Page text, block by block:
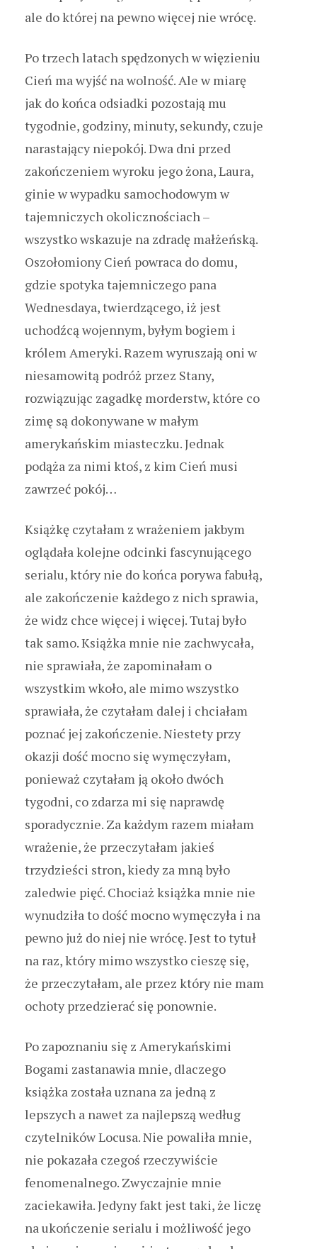
ale do której na pewno więcej nie wrócę.
Po trzech latach spędzonych w więzieniu
Cień ma wyjść na wolność. Ale w miarę
jak do końca odsiadki pozostają mu
tygodnie, godziny, minuty, sekundy, czuje
narastający niepokój. Dwa dni przed
zakończeniem wyroku jego żona, Laura,
ginie w wypadku samochodowym w
tajemniczych okolicznościach –
wszystko wskazuje na zdradę małżeńską.
Oszołomiony Cień powraca do domu,
gdzie spotyka tajemniczego pana
Wednesdaya, twierdzącego, iż jest
uchodźcą wojennym, byłym bogiem i
królem Ameryki. Razem wyruszają oni w
niesamowitą podróż przez Stany,
rozwiązując zagadkę morderstw, które co
zimę są dokonywane w małym
amerykańskim miasteczku. Jednak
podąża za nimi ktoś, z kim Cień musi
zawrzeć pokój…
Książkę czytałam z wrażeniem jakbym
oglądała kolejne odcinki fascynującego
serialu, który nie do końca porywa fabułą,
ale zakończenie każdego z nich sprawia,
że widz chce więcej i więcej. Tutaj było
tak samo. Książka mnie nie zachwycała,
nie sprawiała, że zapominałam o
wszystkim wkoło, ale mimo wszystko
sprawiała, że czytałam dalej i chciałam
poznać jej zakończenie. Niestety przy
okazji dość mocno się wymęczyłam,
ponieważ czytałam ją około dwóch
tygodni, co zdarza mi się naprawdę
sporadycznie. Za każdym razem miałam
wrażenie, że przeczytałam jakieś
trzydzieści stron, kiedy za mną było
zaledwie pięć. Chociaż książka mnie nie
wynudziła to dość mocno wymęczyła i na
pewno już do niej nie wrócę. Jest to tytuł
na raz, który mimo wszystko cieszę się,
że przeczytałam, ale przez który nie mam
ochoty przedzierać się ponownie.
Po zapoznaniu się z Amerykańskimi
Bogami zastanawia mnie, dlaczego
książka została uznana za jedną z
lepszych a nawet za najlepszą według
czytelników Locusa. Nie powaliła mnie,
nie pokazała czegoś rzeczywiście
fenomenalnego. Zwyczajnie mnie
zaciekawiła. Jedyny fakt jest taki, że liczę
na ukończenie serialu i możliwość jego